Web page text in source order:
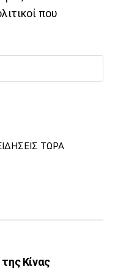
που
ΤΩΡΑ
Κίνας